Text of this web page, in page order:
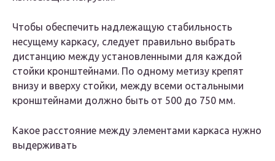
Чтобы обеспечить надлежащую стабильность
несущему каркасу, следует правильно выбрать
дистанцию между установленными для каждой
стойки кронштейнами. По одному метизу крепят
внизу и вверху стойки, между всеми остальными
кронштейнами должно быть от 500 до 750 мм.
Какое расстояние между элементами каркаса нужно
выдерживать